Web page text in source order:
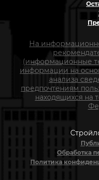
На
(информационные
информации на
анализа
предпочтениям
находящихся на
Обработка
Политика